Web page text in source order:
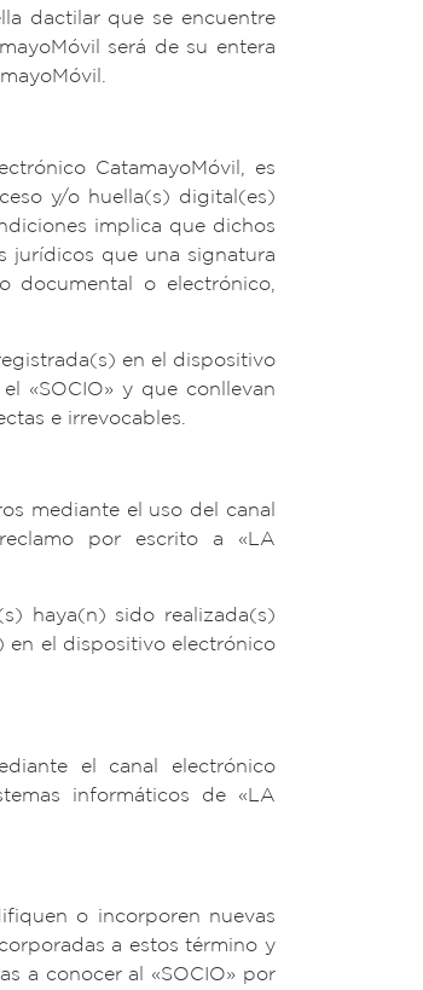
dactilar que se encuentre
será de su entera
CatamayoMóvil, es
y/o huella(s) digital(es)
implica que dichos
jurídicos que una signatura
documental o electrónico,
en el dispositivo
«SOCIO» y que conllevan
e irrevocables.
mediante el uso del canal
por escrito a «LA
haya(n) sido realizada(s)
en el dispositivo electrónico
el canal electrónico
informáticos de «LA
o incorporen nuevas
a estos término y
a conocer al «SOCIO» por